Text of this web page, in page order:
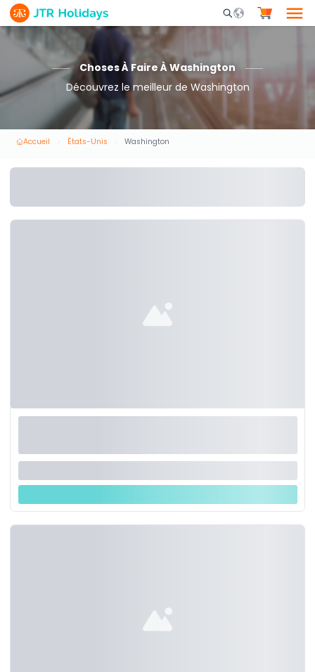
Mobile Search
Choses À Faire À Washington
Découvrez le meilleur de Washington
Accueil États-Unis Washington